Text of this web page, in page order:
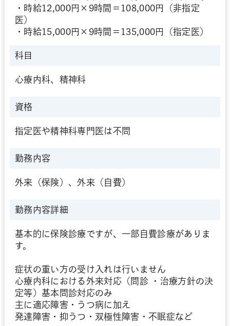
・時給12,000円×9時間＝108,000円（非指定
医）
・時給15,000円×9時間＝135,000円（指定医）
科目
心療内科、精神科
資格
指定医や精神科専門医は不問
勤務内容
外来（保険）、外来（自費）
勤務内容詳細
基本的に保険診療ですが、一部自費診療がありま
す。
症状の重い方の受け入れは行いません
心療内科における外来対応（問診 ・治療方針の決
定等）基本問診対応のみ
主に適応障害・うつ病に加え
発達障害・抑うつ・双極性障害・不眠症など